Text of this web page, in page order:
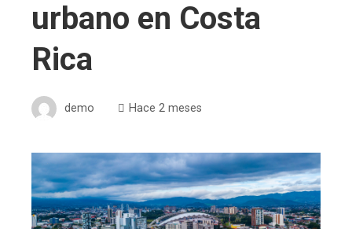
urbano en Costa
Rica
demo Hace 2 meses